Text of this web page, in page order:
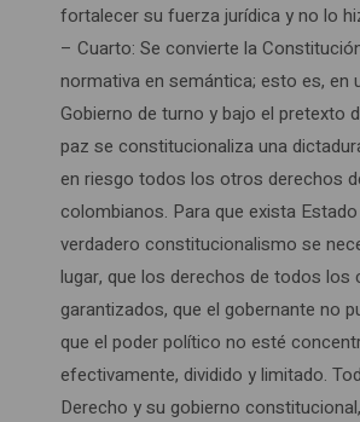
fortalecer su fuerza jurídica y no lo
– Cuarto: Se convierte la
normativa en semántica; esto es, en
Gobierno de turno y bajo el pretexto
paz se constitucionaliza una
en riesgo todos los otros derechos
colombianos. Para que exista
verdadero constitucionalismo se
lugar, que los derechos de todos los
garantizados, que el gobernante no
que el poder político no esté
efectivamente, dividido y limitado.
Derecho y su gobierno